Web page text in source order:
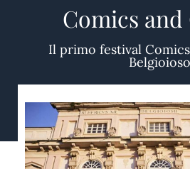
STORIA
MEETING & CONGRESSI
FOTO & VIDEO
Comics and
Il primo festival
Belgioioso